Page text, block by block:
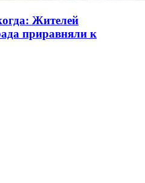
Жителей
приравняли к